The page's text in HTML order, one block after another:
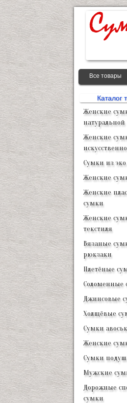
Все товары
Каталог
Женские
Женские
Сумки из
Женские
Женские
сумки
Женские
текстиля
Вязаные
рюкзаки
Плетёные
Соломенные
Джинсовые
Холщёвые
Сумки
Женские
Сумки
Мужские
Дорожные
сумки